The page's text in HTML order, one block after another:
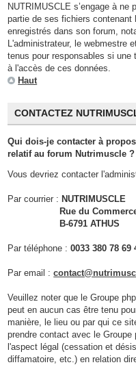
NUTRIMUSCLE s’engage à ne
partie de ses fichiers
enregistrés dans son forum,
L'administrateur, le webmestre
tenus pour responsables si une
à l'accès de ces données.
Haut
CONTACTEZ
Qui dois-je contacter à
relatif au forum Nutrimuscle ?
Vous devriez contacter
Par courrier : NUTRIMUSCLE
Rue du
B-6791 ATHUS
Par téléphone :0033 380 78 69
Par email :
Veuillez noter que le Groupe
peut en aucun cas être tenu
manière, le lieu ou par qui ce
prendre contact avec le
l'aspect légal (cessation et
diffamatoire, etc.) en relation